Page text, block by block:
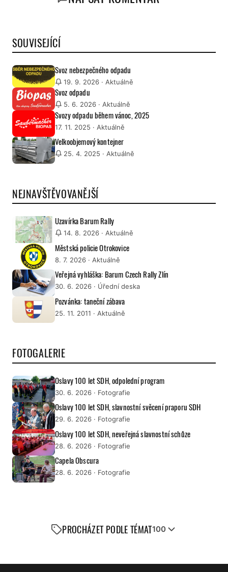
SOUVISEJÍCÍ
Svoz nebezpečného odpadu
19. 9. 2026 · Aktuálně
Svoz odpadu
5. 6. 2026 · Aktuálně
Svozy odpadu během vánoc, 2025
17. 11. 2025 · Aktuálně
Velkoobjemový kontejner
25. 4. 2025 · Aktuálně
NEJNAVŠTĚVOVANĚJŠÍ
Uzavírka Barum Rally
14. 8. 2026 · Aktuálně
Městská policie Otrokovice
8. 7. 2026 · Aktuálně
Veřejná vyhláška: Barum Czech Rally Zlín
30. 6. 2026 · Úřední deska
Pozvánka: taneční zábava
25. 11. 2011 · Aktuálně
FOTOGALERIE
Oslavy 100 let SDH, odpolední program
30. 6. 2026 · Fotografie
Oslavy 100 let SDH, slavnostní svěcení praporu SDH
29. 6. 2026 · Fotografie
Oslavy 100 let SDH, neveřejná slavnostní schůze
28. 6. 2026 · Fotografie
Capela Obscura
28. 6. 2026 · Fotografie
PROCHÁZET PODLE TÉMAT100